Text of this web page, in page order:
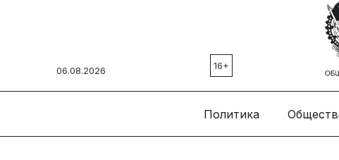
06.08.2026 16+
Политика